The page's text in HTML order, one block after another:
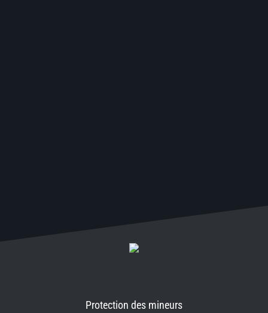
Protection des mineurs